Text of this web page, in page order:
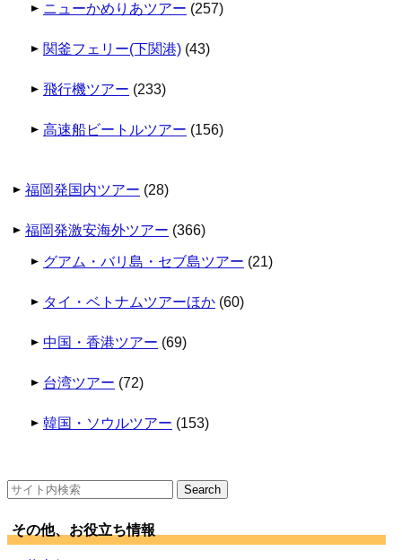
ニューかめりあツアー (257)
関釜フェリー(下関港) (43)
飛行機ツアー (233)
高速船ビートルツアー (156)
福岡発国内ツアー (28)
福岡発激安海外ツアー (366)
グアム・バリ島・セブ島ツアー (21)
タイ・ベトナムツアーほか (60)
中国・香港ツアー (69)
台湾ツアー (72)
韓国・ソウルツアー (153)
検
その他、お役立ち情報